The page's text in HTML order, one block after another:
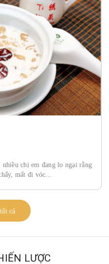
chị em đang lo ngại rằng
mất đi vóc...
cả
LƯỢC